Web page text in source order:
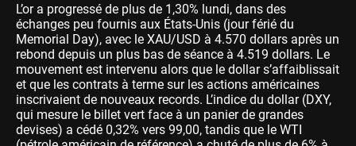
L’or a progressé de plus de 1,30% lundi, dans des
échanges peu fournis aux États-Unis (jour férié du
Memorial Day), avec le XAU/USD à 4.570 dollars après un
rebond depuis un plus bas de séance à 4.519 dollars. Le
mouvement est intervenu alors que le dollar s’affaiblissait
et que les contrats à terme sur les actions américaines
inscrivaient de nouveaux records. L’indice du dollar (DXY,
qui mesure le billet vert face à un panier de grandes
devises) a cédé 0,32% vers 99,00, tandis que le WTI